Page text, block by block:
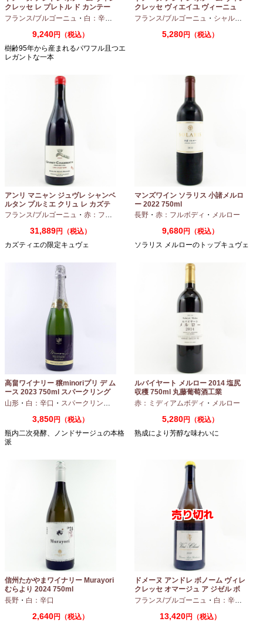
クレッセ レ プレトル ド カンテー
ヌ 2023 750ml
フランス/ブルゴーニュ ・ 白：辛口 シャルドネ
9,240円（税込）
樹齢95年から産まれるパワフル且つエ
レガントな一本
クレッセ ヴィエイユ ヴィーニュ
2024 750ml
フランス/ブルゴーニュ ・ シャルドネ
5,280円（税込）
アンリ マニャン ジュヴレ シャンベ
ルタン プルミエ クリュ レ カズテ
ィエ エルバージュ 24 モワ 2023
フランス/ブルゴーニュ ・ 赤：フルボディ ・ピノノワール
31,889円（税込）
カズティエの限定キュヴェ
マンズワイン ソラリス 小諸メルロ
ー 2022 750ml
長野 ・ 赤：フルボディ ・ メルロー
9,680円（税込）
ソラリス メルローのトップキュヴェ
高畠ワイナリー 穣minoriプリ デ ム
ース 2023 750ml スパークリング
ワイン
山形 ・ 白：辛口 ・ スパークリングワイン ・シャルドネ
3,850円（税込）
瓶内二次発酵、ノンドサージュの本格
派
ルバイヤート メルロー 2014 塩尻
収穫 750ml 丸藤葡萄酒工業
赤：ミディアムボディ ・ メルロー
5,280円（税込）
熟成により芳醇な味わいに
信州たかやまワイナリー Murayori
むらより 2024 750ml
長野 ・ 白：辛口
2,640円（税込）
ドメーヌ アンドレ ボノーム ヴィレ
クレッセ オマージュ ア ジゼル ボ
ノーム 2023 750ml
フランス/ブルゴーニュ ・ 白：辛口
13,420円（税込）